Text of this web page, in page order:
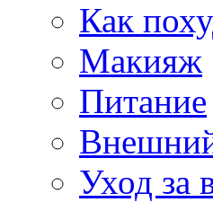
Как
Макияж
Питание
Уход за